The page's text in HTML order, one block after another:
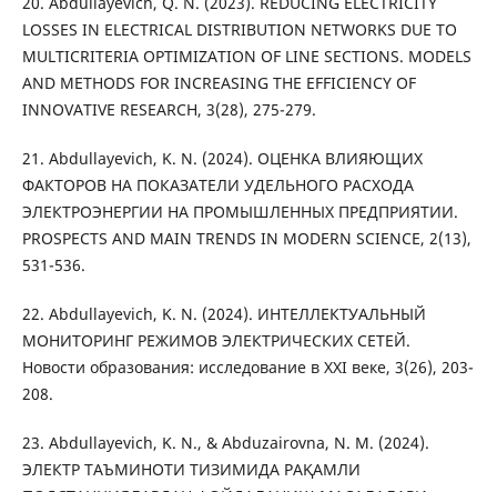
LOSSES IN ELECTRICAL DISTRIBUTION NETWORKS DUE TO
MULTICRITERIA OPTIMIZATION OF LINE SECTIONS. MODELS
AND METHODS FOR INCREASING THE EFFICIENCY OF
INNOVATIVE RESEARCH, 3(28), 275-279.
21. Abdullayevich, K. N. (2024). ОЦЕНКА ВЛИЯЮЩИХ
ФАКТОРОВ НА ПОКАЗАТЕЛИ УДЕЛЬНОГО РАСХОДА
ЭЛЕКТРОЭНЕРГИИ НА ПРОМЫШЛЕННЫХ ПРЕДПРИЯТИИ.
PROSPECTS AND MAIN TRENDS IN MODERN SCIENCE, 2(13),
531-536.
22. Abdullayevich, K. N. (2024). ИНТЕЛЛЕКТУАЛЬНЫЙ
МОНИТОРИНГ РЕЖИМОВ ЭЛЕКТРИЧЕСКИХ СЕТЕЙ.
Новости образования: исследование в XXI веке, 3(26), 203-
208.
23. Abdullayevich, K. N., & Abduzairovna, N. M. (2024).
ЭЛЕКТР ТАЪМИНОТИ ТИЗИМИДА РАҚАМЛИ